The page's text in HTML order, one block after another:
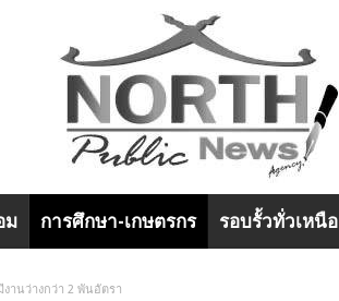
ม การศึกษา-เกษตรกร รอบรั้วทั่วเหนือ
มีงานว่างกว่า 2 พันอัตรา